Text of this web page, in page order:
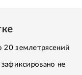
землетрясений
не